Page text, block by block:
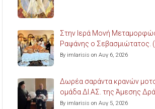
Στην Ιερά Μονή
Ραψάνης ο Σεβασμιώτατος.
By imlarisis on Αυγ 6, 2026
Δωρέα σαράντα κρανών
ομάδα ΔΙ.ΑΣ. της Άμεσης
By imlarisis on Αυγ 5, 2026